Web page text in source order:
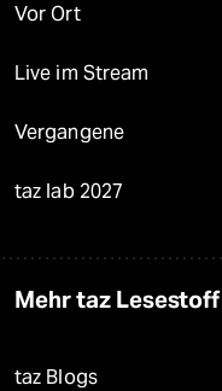
Vor Ort
Live im Stream
Vergangene
taz lab 2027
Mehr taz Lesestoff
taz Blogs